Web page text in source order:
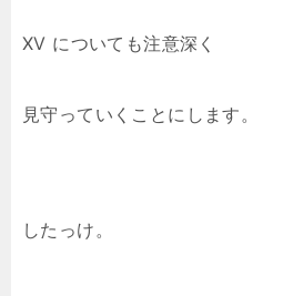
XV についても注意深く
見守っていくことにします。
したっけ。